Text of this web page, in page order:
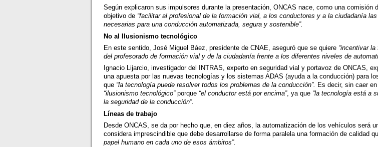
Según explicaron sus impulsores durante la presentación, ONCAS nace, como una comisión
objetivo de “facilitar al profesional de la formación vial, a los conductores y a la ciudadanía
necesarias para una conducción automatizada, segura y sostenible”.
No al Ilusionismo tecnológico
En este sentido, José Miguel Báez, presidente de CNAE, aseguró que se quiere “incentivar
del profesorado de formación vial y de la ciudadanía frente a los diferentes niveles de
Ignacio Lijarcio, investigador del INTRAS, experto en seguridad vial y portavoz de ONCAS,
una apuesta por las nuevas tecnologías y los sistemas ADAS (ayuda a la conducción) para
que “la tecnología puede resolver todos los problemas de la conducción”. Es decir, sin caer
“ilusionismo tecnológico”porque “el conductor está por encima”, ya que “la tecnología está a
la seguridad de la conducción”.
Líneas de trabajo
Desde ONCAS, se da por hecho que, en diez años, la automatización de los vehículos será
considera imprescindible que debe desarrollarse de forma paralela una formación de calidad
papel humano en cada uno de esos ámbitos”.